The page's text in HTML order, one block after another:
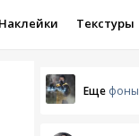
Наклейки Текстуры
Еще фоны